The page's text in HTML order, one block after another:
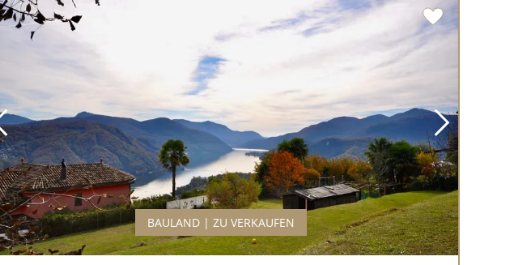
BAULAND | ZU VERKAUFEN